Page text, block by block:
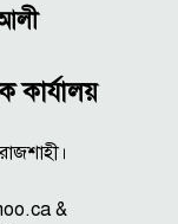
কার্যালয়
&